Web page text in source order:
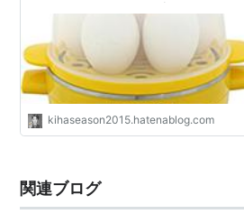
ーザの日、二月礼者、重ね正月、２分
の１成人式の日、琉球王国建国記念の
日、仙台市天文台の日、フレイルの
日、ケンハモ「メロディオン」の日、
ニオイの日、LG21の日、テレビ放送
記念日、仏滅等の日 - 風に吹かれ時を
慈しむ旅ブログ (今日は何の日＆ハッ
kihaseason2015.hatenablog.com
関連ブログ